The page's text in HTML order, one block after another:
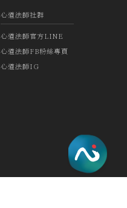
心道法師社群
心道法師官方LINE
心道法師FB粉絲專頁
心道法師IG